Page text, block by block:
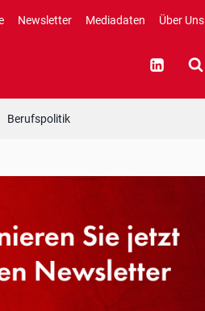
Newsletter Mediadaten Über Uns
Berufspolitik